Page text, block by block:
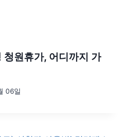
청원휴가, 어디까지 가
06일